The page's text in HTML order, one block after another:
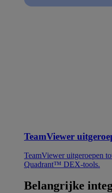
TeamViewer
TeamViewer uitgeroepen
Quadrant™ DEX-tools.
Belangrijke